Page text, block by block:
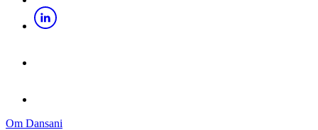
Om Dansani